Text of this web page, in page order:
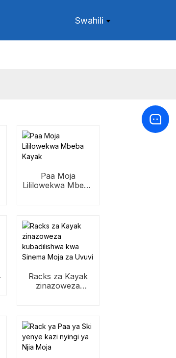
Swahili
Paa Moja
Lililowekwa Mbeba
Racks za Kayak
zinazoweza